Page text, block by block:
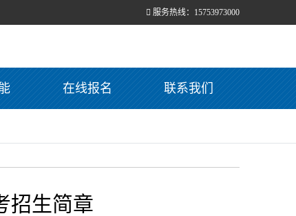
服务热线：15753973000
在线报名 联系我们
招生简章